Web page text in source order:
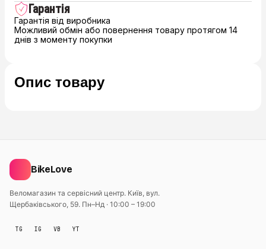
Гарантія
Гарантія від виробника
Можливий обмін або повернення товару протягом 14
днів з моменту покупки
Опис товару
BikeLove
Веломагазин та сервісний центр. Київ, вул.
Щербаківського, 59. Пн–Нд · 10:00 – 19:00
TG IG VB YT